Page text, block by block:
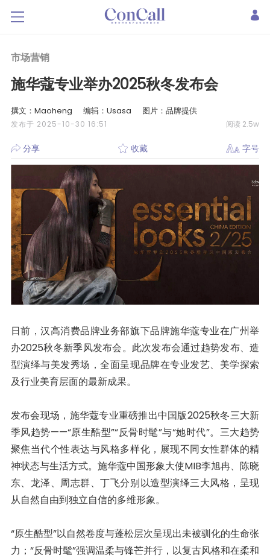
市场营销
施华蔻专业举办2025秋冬发布会
撰文：Maoheng 编辑：Usasa 图片：品牌提供
发布于 2025-10-30 16:51 阅读 2.5w
分享 收藏 字号
日前，汉高消费品牌业务部旗下品牌施华蔻专业在广州举
办2025秋冬新季风发布会。此次发布会通过趋势发布、造
型演绎与美发秀场，全面呈现品牌在专业发艺、美学探索
及行业美育层面的最新成果。
发布会现场，施华蔻专业重磅推出中国版2025秋冬三大新
季风趋势——“原生酷型”“反骨时髦”与“她时代”。三大趋势
聚焦当代个性表达与风格多样化，展现不同女性群体的精
神状态与生活方式。施华蔻中国形象大使MIB李旭冉、陈晓
东、龙泽、周志群、丁飞分别以造型演绎三大风格，呈现
从自然自由到独立自信的多维形象。
“原生酷型”以自然卷度与蓬松层次呈现出未被驯化的生命张
力；“反骨时髦”强调温柔与锋芒并行，以复古风格和在柔和